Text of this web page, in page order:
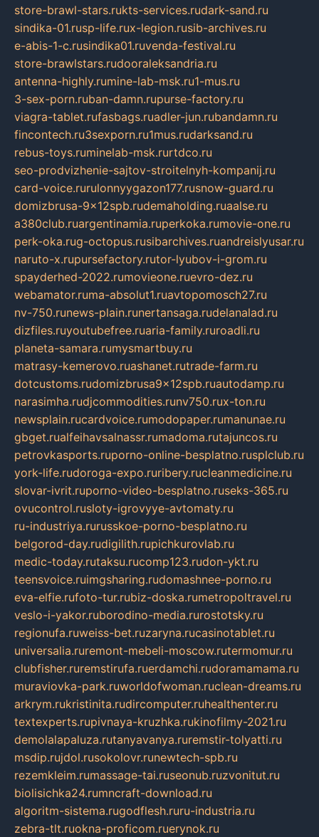
store-brawl-stars.rukts-services.rudark-sand.ru
sindika-01.rusp-life.rux-legion.rusib-archives.ru
e-abis-1-c.rusindika01.ruvenda-festival.ru
store-brawlstars.rudooraleksandria.ru
antenna-highly.rumine-lab-msk.ru1-mus.ru
3-sex-porn.ruban-damn.rupurse-factory.ru
viagra-tablet.rufasbags.ruadler-jun.rubandamn.ru
fincontech.ru3sexporn.ru1mus.rudarksand.ru
rebus-toys.ruminelab-msk.rurtdco.ru
seo-prodvizhenie-sajtov-stroitelnyh-kompanij.ru
card-voice.rurulonnyygazon177.rusnow-guard.ru
domizbrusa-9x12spb.rudemaholding.ruaalse.ru
a380club.ruargentinamia.ruperkoka.rumovie-one.ru
perk-oka.rug-octopus.rusibarchives.ruandreislyusar.ru
naruto-x.rupursefactory.rutor-lyubov-i-grom.ru
spayderhed-2022.rumovieone.ruevro-dez.ru
webamator.ruma-absolut1.ruavtopomosch27.ru
nv-750.runews-plain.runertansaga.rudelanalad.ru
dizfiles.ruyoutubefree.ruaria-family.ruroadli.ru
planeta-samara.rumysmartbuy.ru
matrasy-kemerovo.ruashanet.rutrade-farm.ru
dotcustoms.rudomizbrusa9x12spb.ruautodamp.ru
narasimha.rudjcommodities.runv750.rux-ton.ru
newsplain.rucardvoice.rumodopaper.rumanunae.ru
gbget.rualfeihavsalnassr.rumadoma.rutajuncos.ru
petrovkasports.ruporno-online-besplatno.rusplclub.ru
york-life.rudoroga-expo.ruribery.rucleanmedicine.ru
slovar-ivrit.ruporno-video-besplatno.ruseks-365.ru
ovucontrol.rusloty-igrovyye-avtomaty.ru
ru-industriya.rurusskoe-porno-besplatno.ru
belgorod-day.rudigilith.rupichkurovlab.ru
medic-today.rutaksu.rucomp123.rudon-ykt.ru
teensvoice.ruimgsharing.rudomashnee-porno.ru
eva-elfie.rufoto-tur.rubiz-doska.rumetropoltravel.ru
veslo-i-yakor.ruborodino-media.rurostotsky.ru
regionufa.ruweiss-bet.ruzaryna.rucasinotablet.ru
universalia.ruremont-mebeli-moscow.rutermomur.ru
clubfisher.ruremstirufa.ruerdamchi.rudoramamama.ru
muraviovka-park.ruworldofwoman.ruclean-dreams.ru
arkrym.rukristinita.rudircomputer.ruhealthenter.ru
textexperts.rupivnaya-kruzhka.rukinofilmy-2021.ru
demolalapaluza.rutanyavanya.ruremstir-tolyatti.ru
msdip.rujdol.rusokolovr.runewtech-spb.ru
rezemkleim.rumassage-tai.ruseonub.ruzvonitut.ru
biolisichka24.rumncraft-download.ru
algoritm-sistema.rugodflesh.ruru-industria.ru
zebra-tlt.ruokna-proficom.ruerynok.ru